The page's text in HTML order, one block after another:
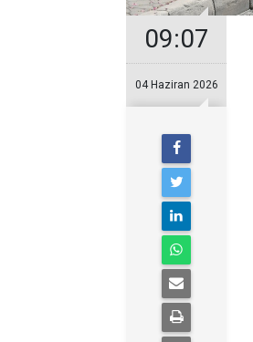
09:07
04 Haziran 2026